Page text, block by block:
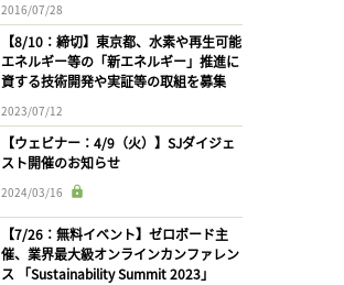
2016/07/28
【8/10：締切】東京都、水素や再生可能
エネルギー等の「新エネルギー」推進に
資する技術開発や実証等の取組を募集
2023/07/12
【ウェビナー：4/9（火）】SJダイジェ
スト開催のお知らせ
2024/03/16
【7/26：無料イベント】ゼロボード主
催、業界最大級オンラインカンファレン
ス 「Sustainability Summit 2023」